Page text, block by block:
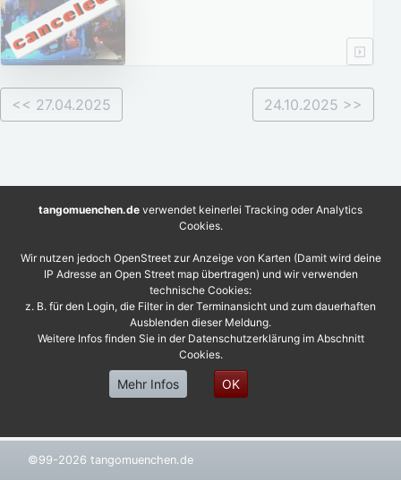
<< 27.04.2025 24.10.2025 >>
©99-2026 tangomuenchen.de
tangomuenchen.de verwendet keinerlei Tracking oder Analytics
Cookies.
Wir nutzen jedoch OpenStreet zur Anzeige von Karten (Damit wird deine
IP Adresse an Open Street map übertragen) und wir verwenden
technische Cookies:
z. B. für den Login, die Filter in der Terminansicht und zum dauerhaften
Ausblenden dieser Meldung.
Weitere Infos finden Sie in der Datenschutzerklärung im Abschnitt
Cookies.
Mehr Infos OK